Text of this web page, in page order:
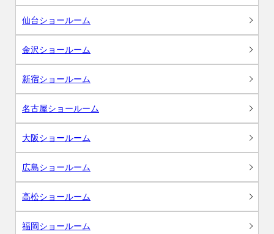
仙台ショールーム
金沢ショールーム
新宿ショールーム
名古屋ショールーム
大阪ショールーム
広島ショールーム
高松ショールーム
福岡ショールーム